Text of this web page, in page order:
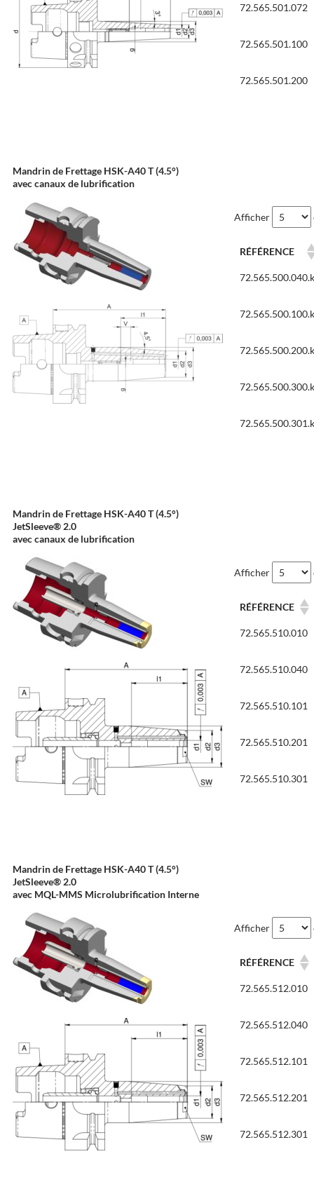
72.565.501.072
72.565.501.100
72.565.501.200
Mandrin de Frettage HSK-A40 T (4.5°)
avec canaux de lubrification
Afficher
RÉFÉRENCE
72.565.500.040.k
72.565.500.100.k
72.565.500.200.k
72.565.500.300.k
72.565.500.301.k
Mandrin de Frettage HSK-A40 T (4.5°)
JetSleeve® 2.0
avec canaux de lubrification
Afficher
RÉFÉRENCE
72.565.510.010
72.565.510.040
72.565.510.101
72.565.510.201
72.565.510.301
Mandrin de Frettage HSK-A40 T (4.5°)
JetSleeve® 2.0
avec MQL-MMS Microlubrification Interne
Afficher
RÉFÉRENCE
72.565.512.010
72.565.512.040
72.565.512.101
72.565.512.201
72.565.512.301